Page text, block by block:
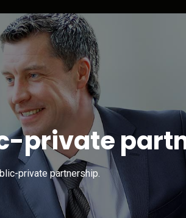
private
private partnership.